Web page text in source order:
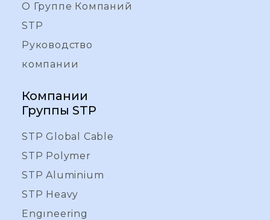
О Группе Компаний
STP
Руководство
компании
Компании
Группы STP
STP Global Cable
STP Polymer
STP Aluminium
STP Heavy
Engıneering